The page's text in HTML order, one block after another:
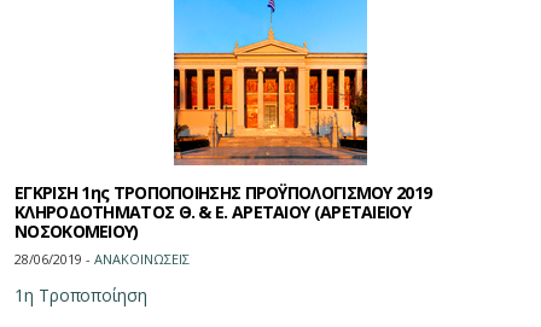
ΕΓΚΡΙΣΗ 1ης ΤΡΟΠΟΠΟΙΗΣΗΣ ΠΡΟΫΠΟΛΟΓΙΣΜΟΥ 2019
ΚΛΗΡΟΔΟΤΗΜΑΤΟΣ Θ. & Ε. ΑΡΕΤΑΙΟΥ (ΑΡΕΤΑΙΕΙΟΥ
ΝΟΣΟΚΟΜΕΙΟΥ)
28/06/2019 - ΑΝΑΚΟΙΝΩΣΕΙΣ
1η Τροποποίηση